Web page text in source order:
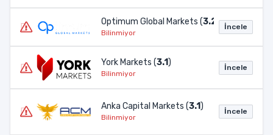
Optimum Global Markets (3.2 )
Bilinmiyor
İncele
York Markets (3.1)
Bilinmiyor
İncele
Anka Capital Markets (3.1)
Bilinmiyor
İncele